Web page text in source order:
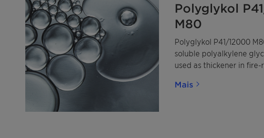
Polyglykol
M80
Polyglykol P41/12000
soluble polyalkylene
used as thickener in fire-
quenchants.
Mais